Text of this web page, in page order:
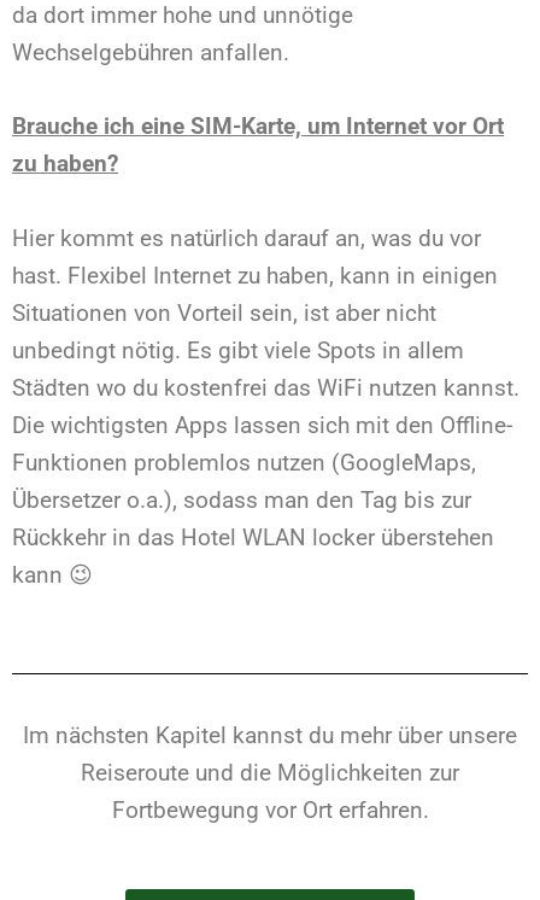
da dort immer hohe und unnötige
Wechselgebühren anfallen.
Brauche ich eine SIM-Karte, um Internet vor Ort
zu haben?
Hier kommt es natürlich darauf an, was du vor
hast. Flexibel Internet zu haben, kann in einigen
Situationen von Vorteil sein, ist aber nicht
unbedingt nötig. Es gibt viele Spots in allem
Städten wo du kostenfrei das WiFi nutzen kannst.
Die wichtigsten Apps lassen sich mit den Offline-
Funktionen problemlos nutzen (GoogleMaps,
Übersetzer o.a.), sodass man den Tag bis zur
Rückkehr in das Hotel WLAN locker überstehen
kann 😉
Im nächsten Kapitel kannst du mehr über unsere
Reiseroute und die Möglichkeiten zur
Fortbewegung vor Ort erfahren.